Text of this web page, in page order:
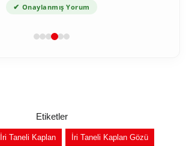
✔ Onaylanmış Yorum
Etiketler
İri Taneli Kaplan İri Taneli Kaplan Gözü